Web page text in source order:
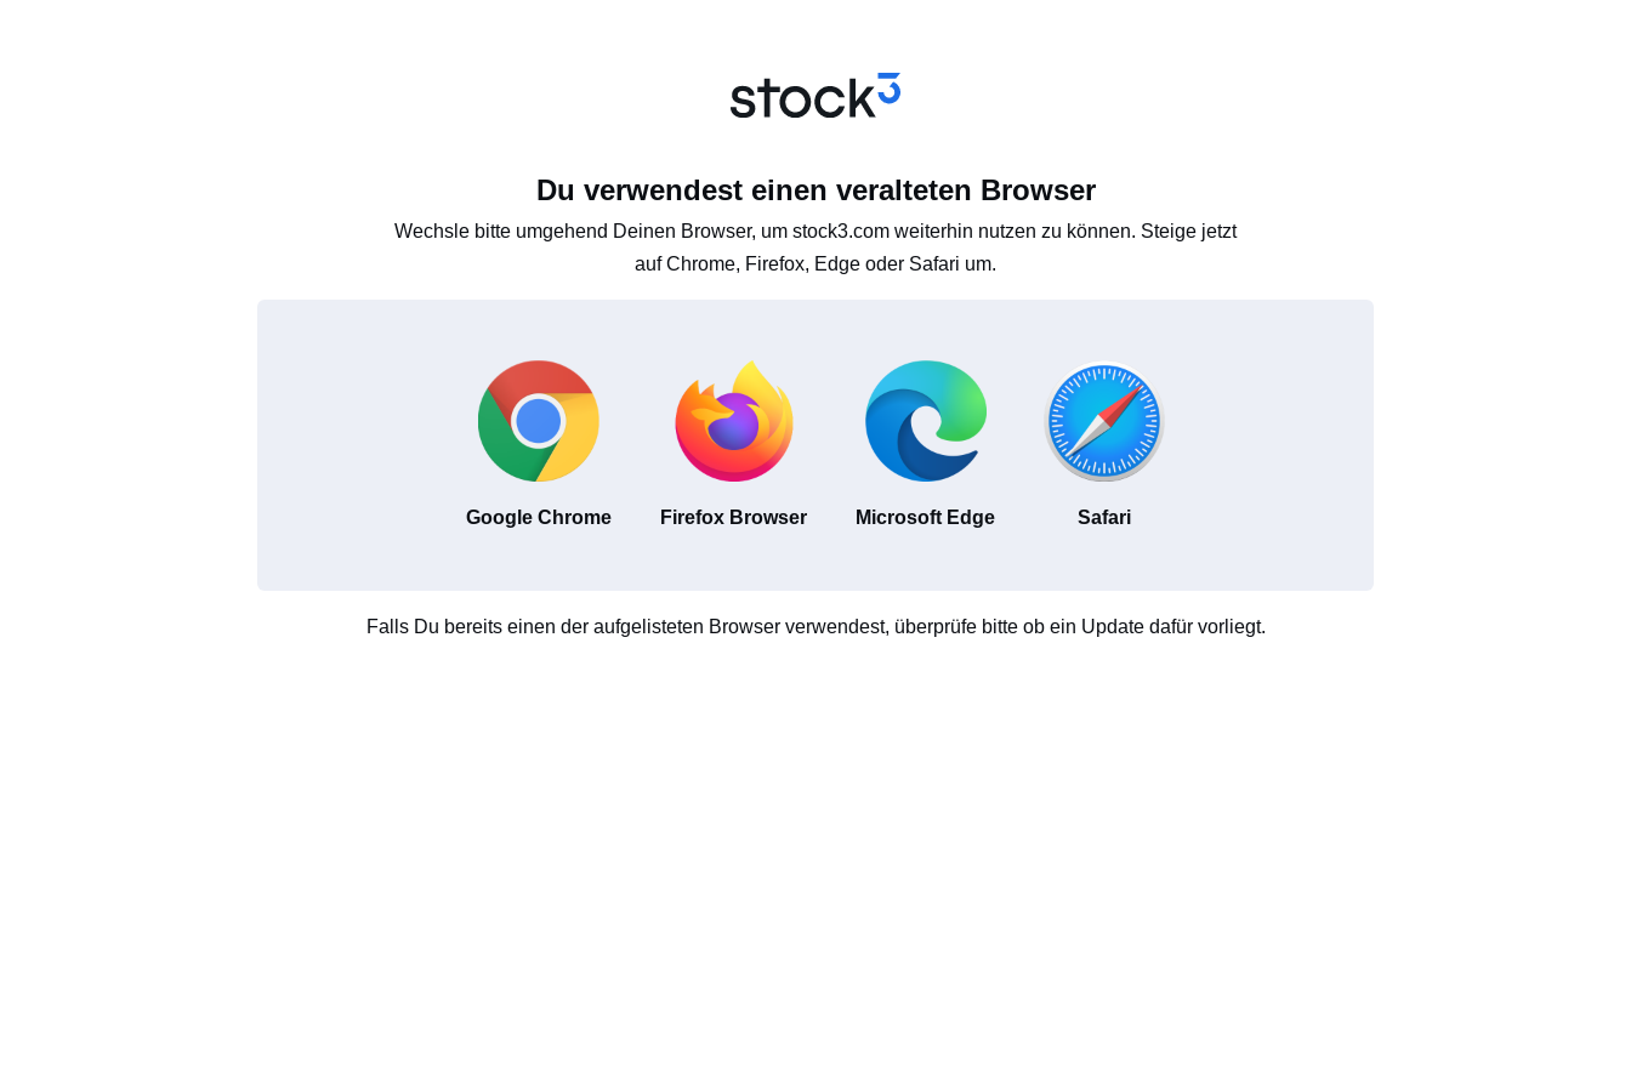
Du verwendest einen veralteten Browser
Wechsle bitte umgehend Deinen Browser, um stock3.com weiterhin nutzen zu können. Steige jetzt
auf Chrome, Firefox, Edge oder Safari um.
Google Chrome Firefox Browser Microsoft Edge Safari
Falls Du bereits einen der aufgelisteten Browser verwendest, überprüfe bitte ob ein Update dafür vorliegt.